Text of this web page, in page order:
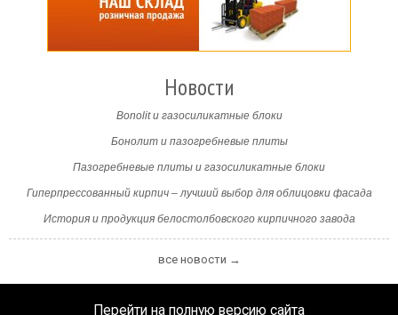
Новости
Bonolit и газосиликатные блоки
Бонолит и пазогребневые плиты
Пазогребневые плиты и газосиликатные блоки
Гиперпрессованный кирпич – лучший выбор для облицовки фасада
История и продукция белостолбовского кирпичного завода
все новости →
Перейти на полную версию сайта